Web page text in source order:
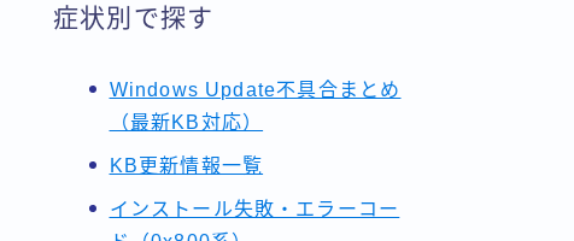
症状別で探す
Windows Update不具合まとめ
（最新KB対応）
KB更新情報一覧
インストール失敗・エラーコー